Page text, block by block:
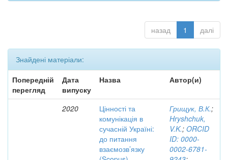
назад 1 далі
Знайдені матеріали:
Попередній
перегляд
Дата
випуску
Назва Автор(и)
2020
Цінності та
комунікація в
сучасній Україні:
до питання
взаємозв’язку
Грищук, В.К.;
Hryshchuk,
V.K.; ORCID
ID: 0000-
0002-6781-